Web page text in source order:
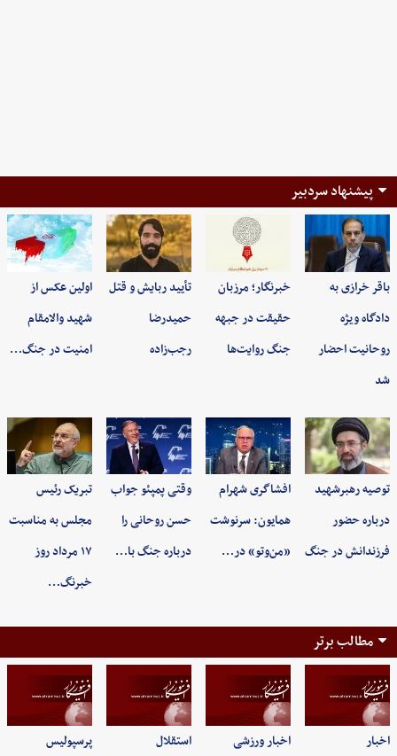
پیشنهاد سردبیر
باقر خرازی به
دادگاه ویژه
روحانیت احضار
شد
خبرنگار؛ مرزبان
حقیقت در جبهه
جنگ روایت‌ها
تأیید ربایش و قتل
حمیدرضا
رجب‌زاده
اولین عکس از
شهید والامقام
امنیت در جنگ…
توصیه رهبرشهید
درباره حضور
فرزندانش در جنگ
افشاگری شهرام
همایون: سرنوشت
«من‌وتو» در…
وقتی پمپئو جواب
حسن روحانی را
درباره جنگ با…
تبریک رئیس
مجلس به مناسبت
۱۷ مرداد روز
خبرنگ…
مطالب برتر
اخبار اخبار ورزشی استقلال پرسپولیس